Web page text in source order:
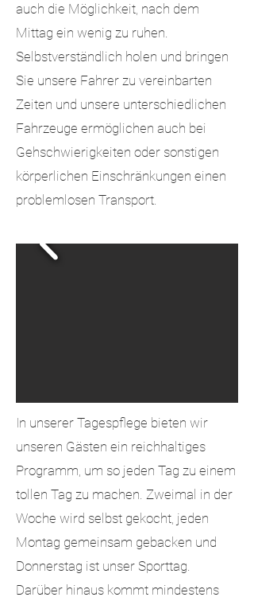
auch die Möglichkeit, nach dem
Mittag ein wenig zu ruhen.
Selbstverständlich holen und bringen
Sie unsere Fahrer zu vereinbarten
Zeiten und unsere unterschiedlichen
Fahrzeuge ermöglichen auch bei
Gehschwierigkeiten oder sonstigen
körperlichen Einschränkungen einen
problemlosen Transport.
In unserer Tagespflege bieten wir
unseren Gästen ein reichhaltiges
Programm, um so jeden Tag zu einem
tollen Tag zu machen. Zweimal in der
Woche wird selbst gekocht, jeden
Montag gemeinsam gebacken und
Donnerstag ist unser Sporttag.
Darüber hinaus kommt mindestens